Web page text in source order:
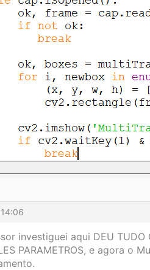
investiguei aqui DEU TUDO
PARAMETROS, e agora o